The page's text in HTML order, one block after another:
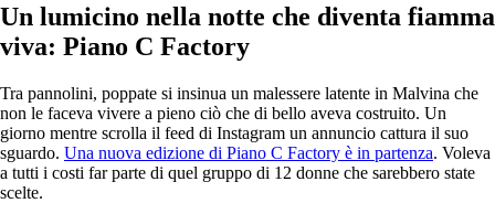
Un lumicino nella notte che diventa fiamma
viva: Piano C Factory
Tra pannolini, poppate si insinua un malessere latente in Malvina che
non le faceva vivere a pieno ciò che di bello aveva costruito. Un
giorno mentre scrolla il feed di Instagram un annuncio cattura il suo
sguardo. Una nuova edizione di Piano C Factory è in partenza. Voleva
a tutti i costi far parte di quel gruppo di 12 donne che sarebbero state
scelte.